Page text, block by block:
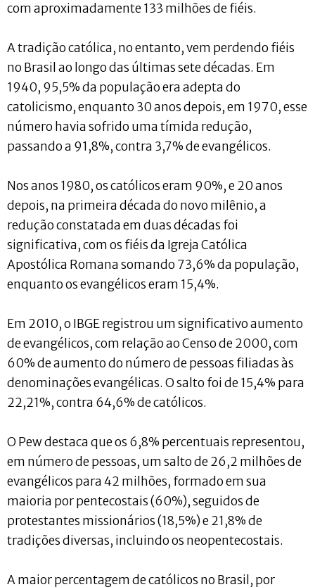
com aproximadamente 133 milhões de fiéis.
A tradição católica, no entanto, vem perdendo fiéis
no Brasil ao longo das últimas sete décadas. Em
1940, 95,5% da população era adepta do
catolicismo, enquanto 30 anos depois, em 1970, esse
número havia sofrido uma tímida redução,
passando a 91,8%, contra 3,7% de evangélicos.
Nos anos 1980, os católicos eram 90%, e 20 anos
depois, na primeira década do novo milênio, a
redução constatada em duas décadas foi
significativa, com os fiéis da Igreja Católica
Apostólica Romana somando 73,6% da população,
enquanto os evangélicos eram 15,4%.
Em 2010, o IBGE registrou um significativo aumento
de evangélicos, com relação ao Censo de 2000, com
60% de aumento do número de pessoas filiadas às
denominações evangélicas. O salto foi de 15,4% para
22,21%, contra 64,6% de católicos.
O Pew destaca que os 6,8% percentuais representou,
em número de pessoas, um salto de 26,2 milhões de
evangélicos para 42 milhões, formado em sua
maioria por pentecostais (60%), seguidos de
protestantes missionários (18,5%) e 21,8% de
tradições diversas, incluindo os neopentecostais.
A maior percentagem de católicos no Brasil, por